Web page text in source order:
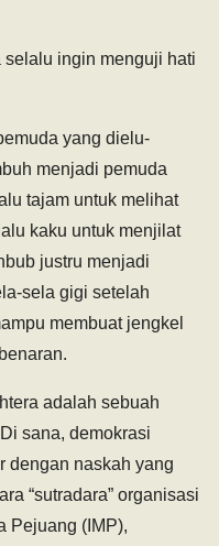
selalu ingin menguji hati
yang dielu-
menjadi pemuda
tajam untuk melihat
kaku untuk menjilat
justru menjadi
sela gigi setelah
membuat jengkel
adalah sebuah
sana, demokrasi
dengan naskah yang
“sutradara” organisasi
Pejuang (IMP),